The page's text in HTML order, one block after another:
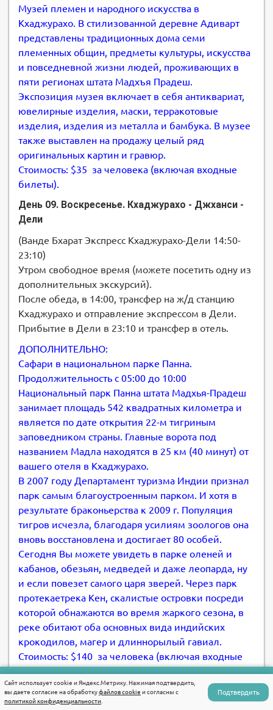
Музей племен и народного искусства в
Кхаджурахо. В стилизованной деревне Адиварт
представлены традиционных дома семи
племенных общин, предметы культуры, искусства
и повседневной жизни людей, проживающих в
пяти регионах штата Мадхъя Прадеш.
Экспозиция музея включает в себя антиквариат,
ювелирные изделия, маски, терракотовые
изделия, изделия из металла и бамбука. В музее
также выставлен на продажу целый ряд
оригинальных картин и гравюр.
Стоимость: $35 за человека (включая входные
билеты).
День 09. Воскресенье. Кхаджурахо - Джханси -
Дели
(Ванде Бхарат Экспресс Кхаджурахо-Дели 14:50-
23:10)
Утром свободное время (можете посетить одну из
дополнительных экскурсий).
После обеда, в 14:00, трансфер на ж/д станцию
Кхаджурахо и отправление экспрессом в Дели.
Прибытие в Дели в 23:10 и трансфер в отель.
ДОПОЛНИТЕЛЬНО:
Сафари в национальном парке Панна.
Продолжительность с 05:00 до 10:00
Национальный парк Панна штата Мадхья-Прадеш
занимает площадь 542 квадратных километра и
является по дате открытия 22-м тигриным
заповедником страны. Главные ворота под
названием Мадла находятся в 25 км (40 минут) от
вашего отеля в Кхаджурахо.
В 2007 году Департамент туризма Индии признал
парк самым благоустроенным парком. И хотя в
результате браконьерства к 2009 г. Популяция
тигров исчезла, благодаря усилиям зоологов она
вновь восстановлена и достигает 80 особей.
Сегодня Вы можете увидеть в парке оленей и
кабанов, обезьян, медведей и даже леопарда, ну
и если повезет самого царя зверей. Через парк
протекаетрека Кен, скалистые островки посреди
которой обнажаются во время жаркого сезона, в
реке обитают оба основных вида индийских
крокодилов, магер и длиннорылый гавиал.
Стоимость: $140 за человека (включая входные
День 10. Понедельник. Дели - Москва
Написать в WhatsApp
Сайт использует cookie и Яндекс.Метрику. Нажимая подтвердить,
вы даете согласие на обработкуфайлов cookie и согласны с
политикой конфиденциальности
Подтвердить